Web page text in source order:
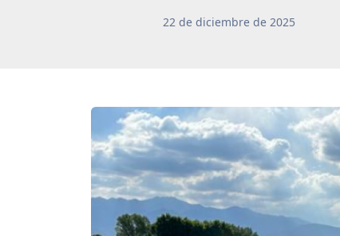
22 de diciembre de 2025